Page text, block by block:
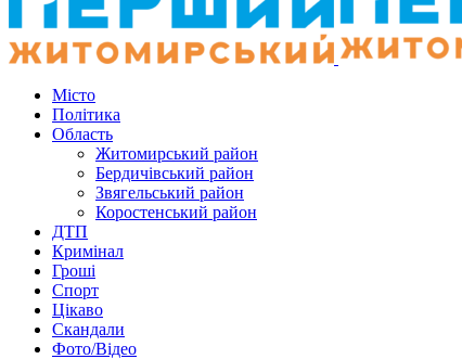
Місто
Політика
Область
Житомирський район
Бердичівський район
Звягельський район
Коростенський район
ДТП
Кримінал
Гроші
Спорт
Цікаво
Скандали
Фото/Відео